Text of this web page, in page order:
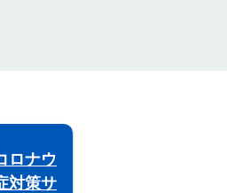
ロナウ
対策サ